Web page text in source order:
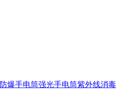
防爆手电筒强光手电筒紫外线消毒